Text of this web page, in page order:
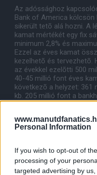
Personal Information
If you wish to opt-out of
processing of your
targeted advertising by
Az adóssághoz
Bank of America
sikerült tetõ alá hozni. A
kamat mértékét egy fix
minimum 2,8% és
Ezzel az éves kamat
kezelhetõ és tervezhetõ.
az évekkel ezelõtti 500
40-45 millió font éves
következõ a helyzet:
kb. 205 millió font a
bankhitel kamata 2,8 -
dollár árfolyamból
bevételeket használják
részvényeladással
Egyéb hírek a legutóbbi